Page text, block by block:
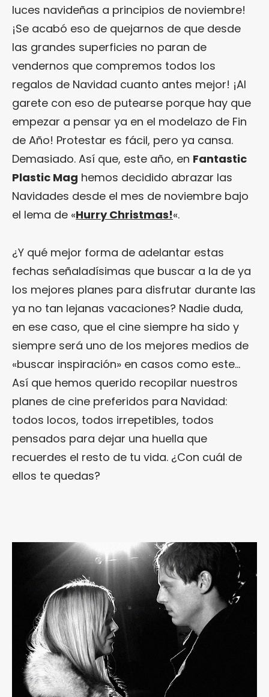
luces navideñas a principios de noviembre!
¡Se acabó eso de quejarnos de que desde
las grandes superficies no paran de
vendernos que compremos todos los
regalos de Navidad cuanto antes mejor! ¡Al
garete con eso de putearse porque hay que
empezar a pensar ya en el modelazo de Fin
de Año! Protestar es fácil, pero ya cansa.
Demasiado. Así que, este año, en Fantastic
Plastic Mag hemos decidido abrazar las
Navidades desde el mes de noviembre bajo
el lema de «Hurry Christmas!«.
¿Y qué mejor forma de adelantar estas
fechas señaladísimas que buscar a la de ya
los mejores planes para disfrutar durante las
ya no tan lejanas vacaciones? Nadie duda,
en ese caso, que el cine siempre ha sido y
siempre será uno de los mejores medios de
«buscar inspiración» en casos como este…
Así que hemos querido recopilar nuestros
planes de cine preferidos para Navidad:
todos locos, todos irrepetibles, todos
pensados para dejar una huella que
recuerdes el resto de tu vida. ¿Con cuál de
ellos te quedas?